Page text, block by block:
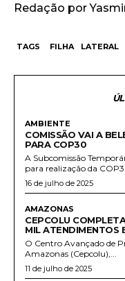
Redação por
TAGS FILHA LATERAL
AMBIENTE
COMISSÃO VAI A
PARA COP30
A Subcomissão
para realização da
16 de julho de 2025
AMAZONAS
CEPCOLU
MIL ATENDIMENTOS
O Centro Avançado de
Amazonas (Cepcolu),...
11 de julho de 2025